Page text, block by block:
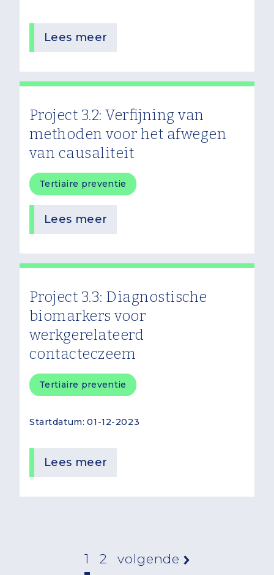
Lees meer
Project 3.2: Verfijning van
methoden voor het afwegen
van causaliteit
Tertiaire preventie
Lees meer
Project 3.3: Diagnostische
biomarkers voor
werkgerelateerd
contacteczeem
Tertiaire preventie
Startdatum 01-12-2023
Lees meer
Paginering1 2 volgende Volgende